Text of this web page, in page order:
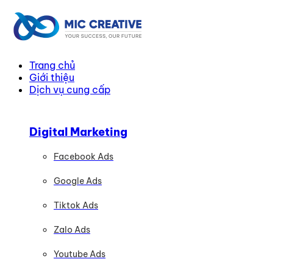
Trang chủ
Giới thiệu
Dịch vụ cung cấp
Digital Marketing
Facebook Ads
Google Ads
Tiktok Ads
Zalo Ads
Youtube Ads